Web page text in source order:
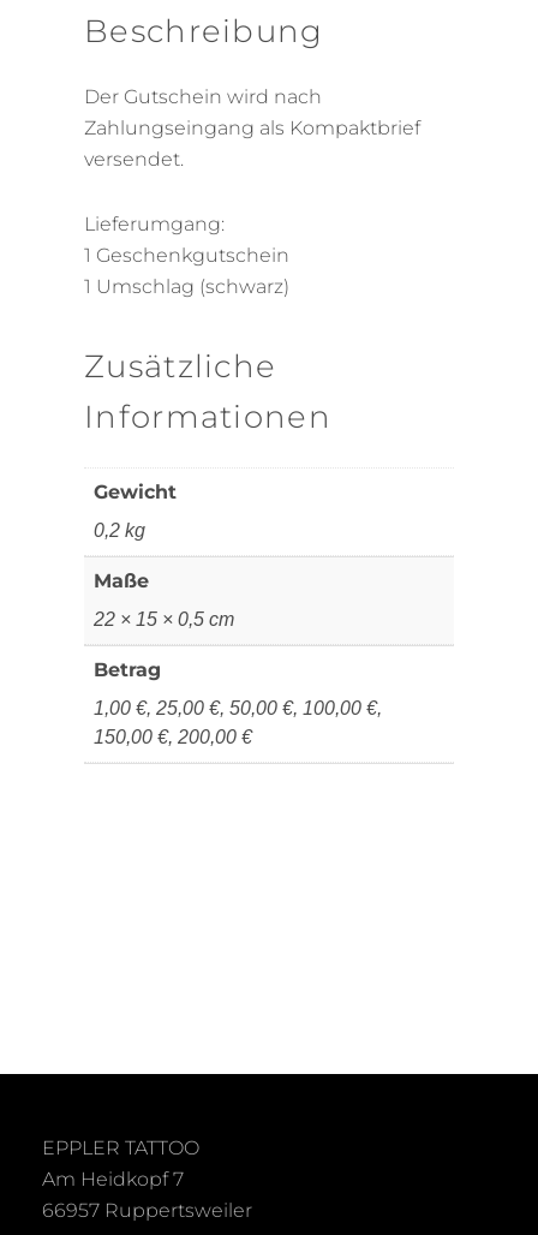
Beschreibung
Der Gutschein wird nach
Zahlungseingang als Kompaktbrief
versendet.
Lieferumgang:
1 Geschenkgutschein
1 Umschlag (schwarz)
Zusätzliche
Informationen
Gewicht
0,2 kg
Maße
22 × 15 × 0,5 cm
Betrag
1,00 €, 25,00 €, 50,00 €, 100,00 €,
150,00 €, 200,00 €
EPPLER TATTOO
Am Heidkopf 7
66957 Ruppertsweiler